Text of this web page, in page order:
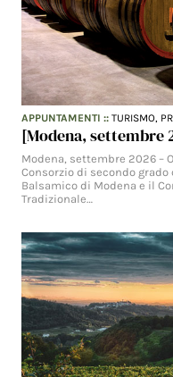
APPUNTAMENTI ::TURISMO,
[Modena, settembre
Modena, settembre 2026 –
Consorzio di secondo
Balsamico di Modena e il
Tradizionale…